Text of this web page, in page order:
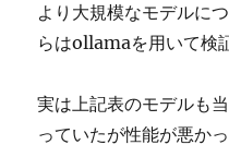
より大規模なモデルに
らはollamaを用いて検
実は上記表のモデルも
っていたが性能が悪か